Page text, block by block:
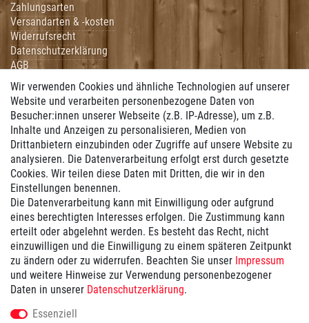
Wir verwenden Cookies und ähnliche Technologien auf unserer
Website und verarbeiten personenbezogene Daten von
Besucher:innen unserer Webseite (z.B. IP-Adresse), um z.B.
Inhalte und Anzeigen zu personalisieren, Medien von
Drittanbietern einzubinden oder Zugriffe auf unsere Website zu
analysieren. Die Datenverarbeitung erfolgt erst durch gesetzte
Cookies. Wir teilen diese Daten mit Dritten, die wir in den
Einstellungen benennen.
Die Datenverarbeitung kann mit Einwilligung oder aufgrund
eines berechtigten Interesses erfolgen. Die Zustimmung kann
erteilt oder abgelehnt werden. Es besteht das Recht, nicht
einzuwilligen und die Einwilligung zu einem späteren Zeitpunkt
zu ändern oder zu widerrufen. Beachten Sie unser Impressum
und weitere Hinweise zur Verwendung personenbezogener
Daten in unserer Daten­schutz­erklärung.
Essenziell
Zahlungsarten
Versandarten & -kosten
Widerrufsrecht
Datenschutzerklärung
AGB
Impressum
Hilfe
Vertrag widerrufen
Zahlung
Wir bieten Ihnen folgende Zahlungsmöglichkeiten:
Versand
Wir versenden mit ...
Versandkostenfrei ab 100€